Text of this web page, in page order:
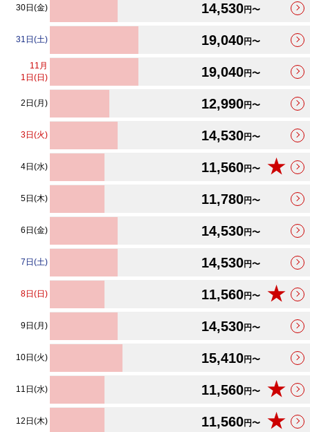
30日(金) 14,530円〜
31日(土) 19,040円〜
11 月
1日(日)
19,040円〜
2日(月) 12,990円〜
3日(火) 14,530円〜
4日(水) 11,560円〜 ★
5日(木) 11,780円〜
6日(金) 14,530円〜
7日(土) 14,530円〜
8日(日) 11,560円〜 ★
9日(月) 14,530円〜
10日(火) 15,410円〜
11日(水) 11,560円〜 ★
12日(木) 11,560円〜 ★